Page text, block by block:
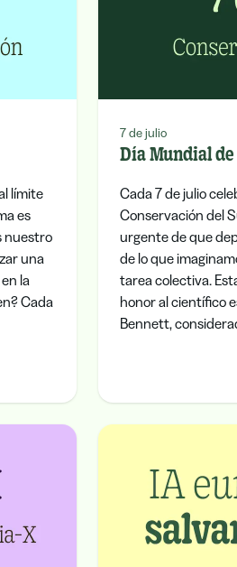
límite
es
nuestro
una
la
Cada
7 de julio
Día Mundial
Cada 7 de julio
Conservación del
urgente de que
de lo que
tarea colectiva.
honor al científico
Bennett,